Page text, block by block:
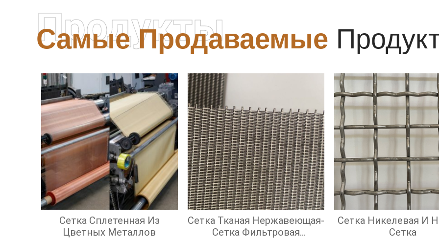
Самые Продаваемые
Продукты
Сетка Сплетенная Из
Цветных Металлов
Сетка Тканая Нержавеющая-
Сетка Фильтровая
Сетка Никелевая И
Сетка